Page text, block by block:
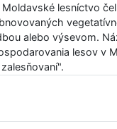
lesníctvo
alebo výsevom.
lesov v